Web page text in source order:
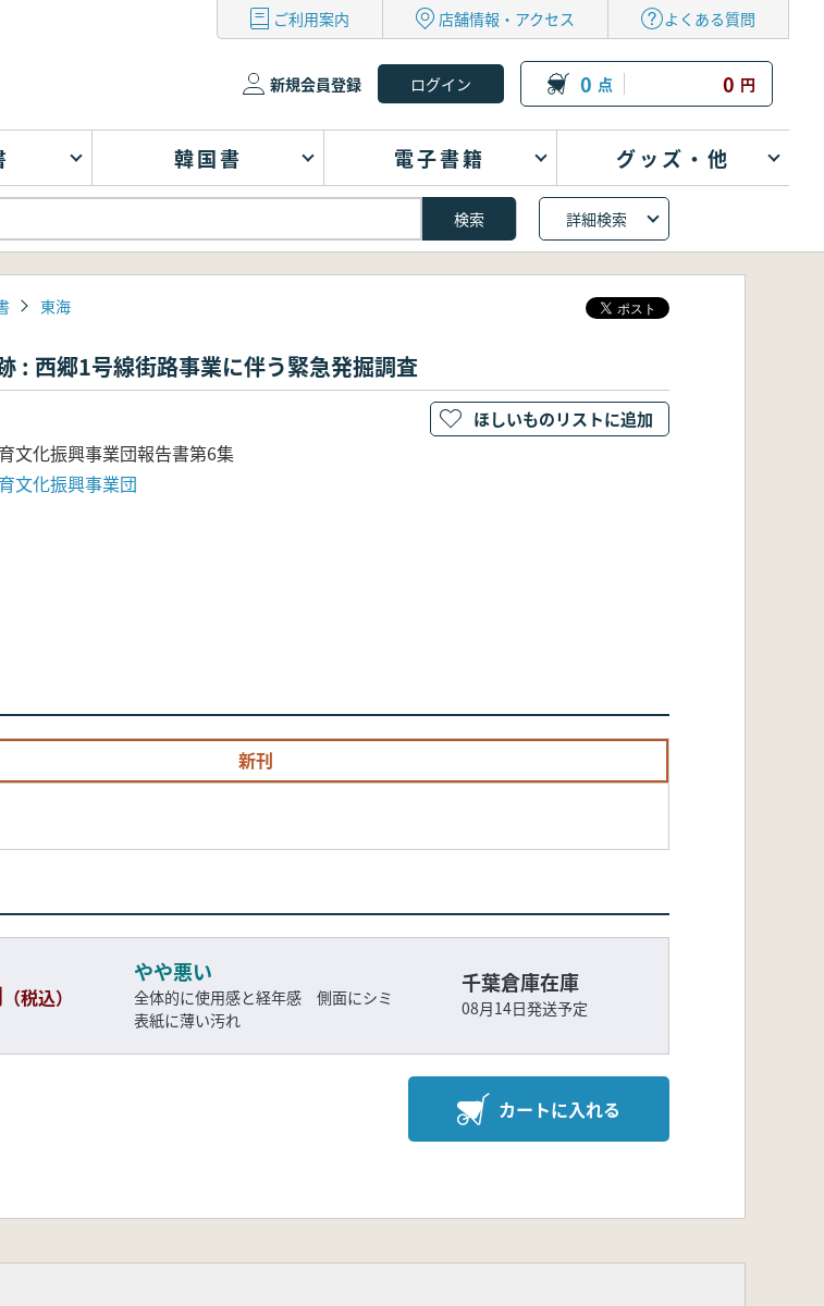
ご利用案内 店舗情報・アクセス よくある質問
新規会員登録 0 点 0 円
韓国書 電子書籍 グッズ・他
詳細検索
東海
: 西郷1号線街路事業に伴う緊急発掘調査
文化振興事業団報告書第6集
文化振興事業団
新刊
（税込）
やや悪い
全体的に使用感と経年感 側面にシミ
表紙に薄い汚れ
千葉倉庫在庫
08月14日発送予定
カートに入れる
ほしいものリストに追加